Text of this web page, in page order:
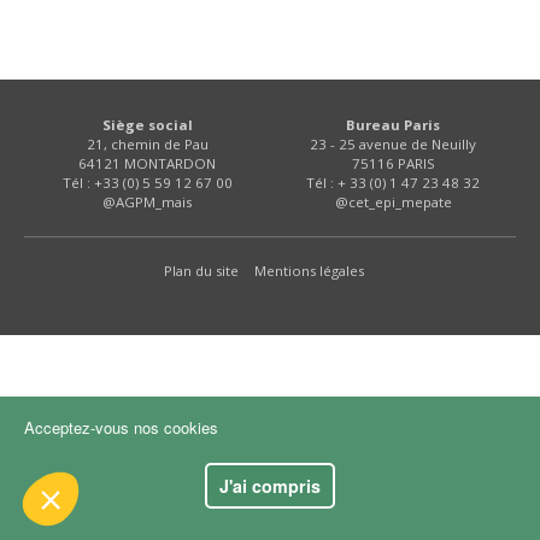
CEPM
IRRIGANTS DE FRANCE
GERM-SERVICES
EMPLOI
Siège social
21, chemin de Pau
64121 MONTARDON
Tél : +33 (0) 5 59 12 67 00
@AGPM_mais
Bureau Paris
23 - 25 avenue de Neuilly
75116 PARIS
Tél : + 33 (0) 1 47 23 48 32
@cet_epi_mepate
Plan du site Mentions légales
Acceptez-vous nos cookies
J'ai compris
le contenu de ce site vous intéresse
:
certifiés par
Je choisis OK pour moi